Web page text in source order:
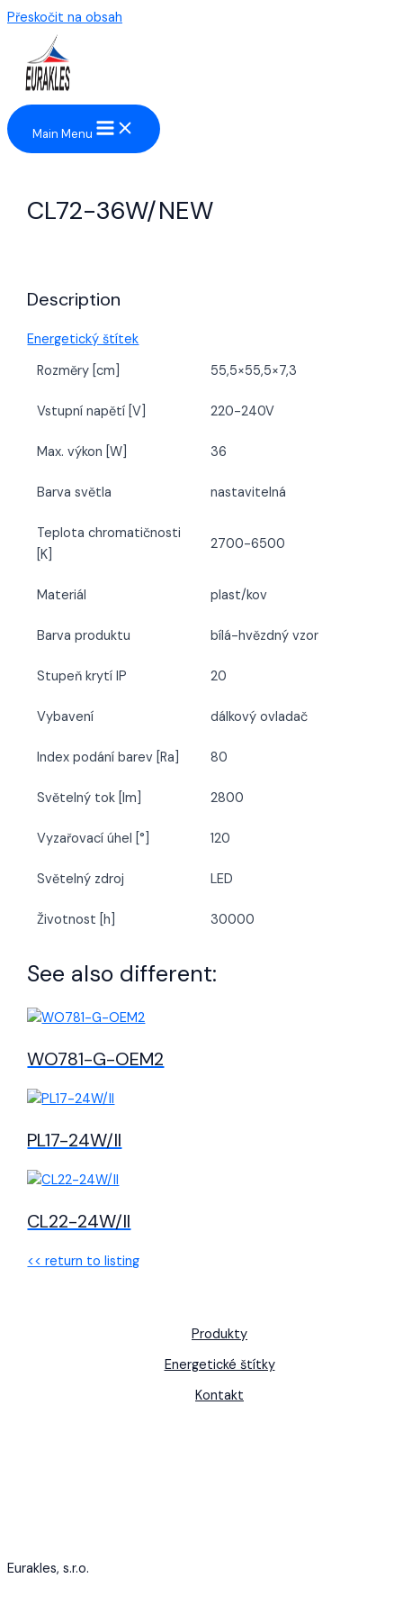
Přeskočit na obsah
Main Menu
CL72-36W/NEW
Description
Energetický štítek
Rozměry [cm]
55,5×55,5×7,3
Vstupní napětí [V] 220-240V
Max. výkon [W] 36
Barva světla nastavitelná
Teplota chromatičnosti
[K]
2700-6500
Materiál plast/kov
Barva produktu bílá-hvězdný vzor
Stupeň krytí IP 20
Vybavení dálkový ovladač
Index podání barev [Ra] 80
Světelný tok [lm] 2800
Vyzařovací úhel [°] 120
Světelný zdroj LED
Životnost [h] 30000
See also different:
WO781-G-OEM2
PL17-24W/II
CL22-24W/II
<< return to listing
Produkty
Energetické štítky
Kontakt
Eurakles, s.r.o.